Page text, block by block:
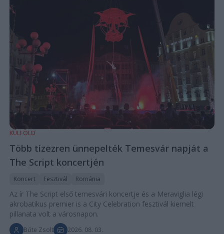
KÜLFÖLD
Több tízezren ünnepelték Temesvár napját a
The Script koncertjén
Koncert Fesztivál Románia
Az ír The Script első temesvári koncertje és a Meraviglia légi
akrobatikus premier is a City Celebration fesztivál kiemelt
pillanata volt a városnapon.
Bűte Zsolt 2026. 08. 03.